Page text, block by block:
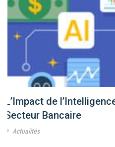
L’Impact de
Secteur Bancaire
Actualités